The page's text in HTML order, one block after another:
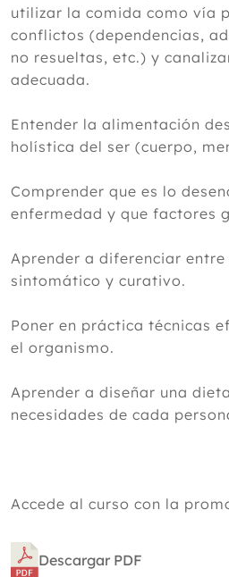
utilizar la comida como vía
conflictos (dependencias,
no resueltas, etc.) y
adecuada.
Entender la alimentación
holística del ser (cuerpo,
Comprender que es lo
enfermedad y que factores
Aprender a diferenciar
sintomático y curativo.
Poner en práctica técnicas
el organismo.
Aprender a diseñar una
necesidades de cada
Accede al curso con la
Descargar PDF